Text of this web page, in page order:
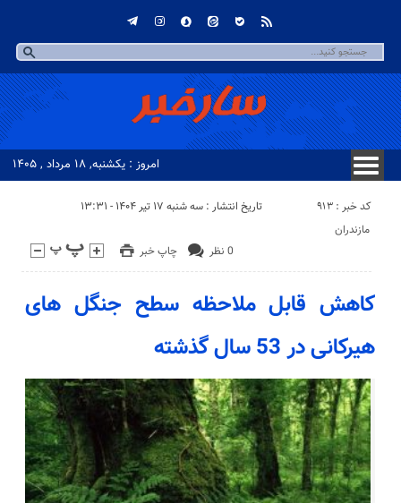
امروز : یکشنبه, ۱۸ مرداد , ۱۴۰۵
کد خبر : 913 تاریخ انتشار : سه شنبه ۱۷ تیر ۱۴۰۴ - ۱۳:۳۱
چاپ خبر 0 نظر
مازندران
کاهش قابل ملاحظه سطح جنگل های
هیرکانی در 53 سال گذشته